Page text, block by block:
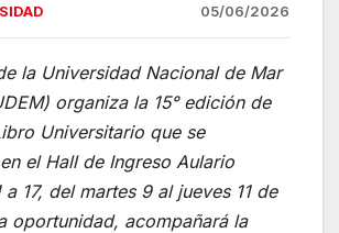
at
s
A
p
p
e
gr
a
m
ail
05/06/2026
la Universidad Nacional de Mar
organiza la 15° edición de
Universitario que se
el Hall de Ingreso Aulario
a 17, del martes 9 al jueves 11 de
oportunidad, acompañará la